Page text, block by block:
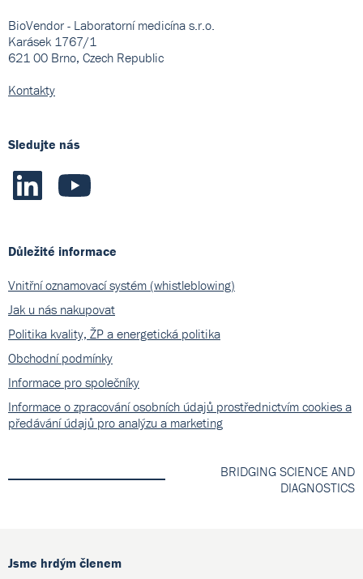
BioVendor - Laboratorní medicína s.r.o.
Karásek 1767/1
621 00 Brno, Czech Republic
Kontakty
Sledujte nás
Důležité informace
Vnitřní oznamovací systém (whistleblowing)
Jak u nás nakupovat
Politika kvality, ŽP a energetická politika
Obchodní podmínky
Informace pro společníky
Informace o zpracování osobních údajů prostřednictvím cookies a
předávání údajů pro analýzu a marketing
BRIDGING SCIENCE AND
DIAGNOSTICS
Jsme hrdým členem